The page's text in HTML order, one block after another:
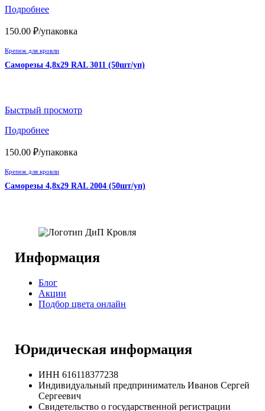
Подробнее
150.00 ₽/упаковка
Крепеж для кровли
Саморезы 4,8х29 RAL 3011 (50шт/уп)
Быстрый просмотр
Подробнее
150.00 ₽/упаковка
Крепеж для кровли
Саморезы 4,8х29 RAL 2004 (50шт/уп)
Информация
Блог
Акции
Подбор цвета онлайн
Юридическая информация
ИНН 616118377238
Индивидуальный предприниматель Иванов Сергей
Сергеевич
Свидетельство о государственной регистрации